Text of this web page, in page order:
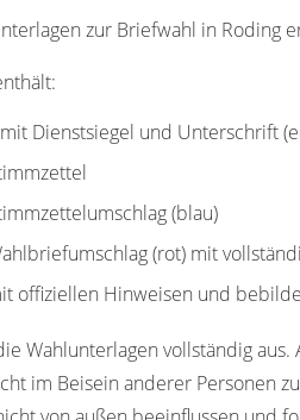
zur Briefwahl in Roding
Dienstsiegel und Unterschrift
(blau)
(rot) mit
offiziellen Hinweisen und
Wahlunterlagen vollständig
im Beisein anderer Personen